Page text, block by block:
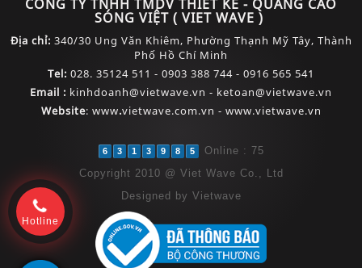
CÔNG TY TNHH TMDV THIẾT KẾ - QUẢNG CÁO
SÓNG VIỆT ( VIET WAVE )
Địa chỉ: 340/30 Ung Văn Khiêm, Phường Thạnh Mỹ Tây, Thành
Phố Hồ Chí Minh
Tel: 028. 35124 511 - 0903 388 744 - 0916 565 541
Email : kinhdoanh@vietwave.vn - ketoan@vietwave.vn
Website: www.vietwave.com.vn - www.vietwave.vn
6 3 1 3 9 8 5
Online : 75
Copyright 2010 @ Viet Wave Co., Ltd
Designed by Vietwave
Hotline